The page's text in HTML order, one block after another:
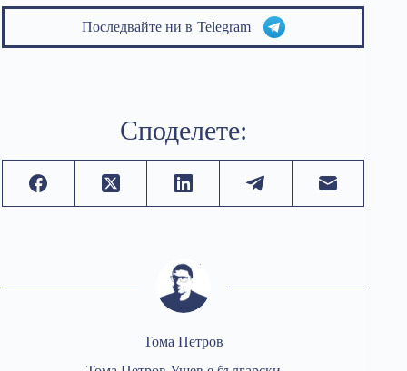
Последвайте ни в Telegram
Споделете:
Тома Петров